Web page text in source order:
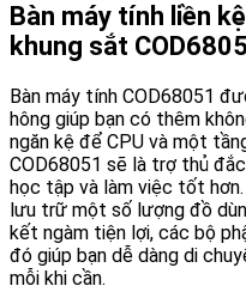
Bàn máy tính liền
khung sắt
Bàn máy tính COD68051
hông giúp bạn có thêm
ngăn kệ để CPU và một
COD68051 sẽ là trợ thủ
học tập và làm việc tốt
lưu trữ một số lượng đồ
kết ngàm tiện lợi, các bộ
đó giúp bạn dễ dàng di
mỗi khi cần.